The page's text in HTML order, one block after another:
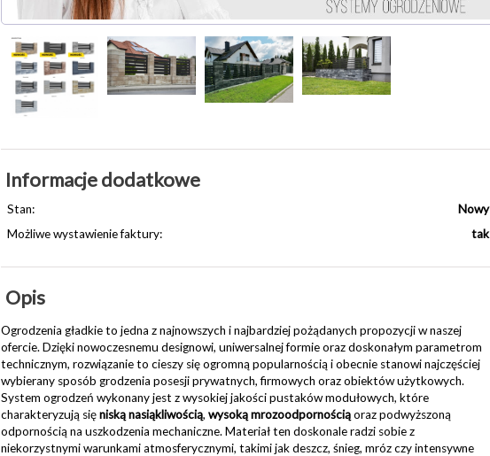
Informacje dodatkowe
Stan:
Nowy
Możliwe wystawienie faktury:
tak
Opis
Ogrodzenia gładkie to jedna z najnowszych i najbardziej pożądanych propozycji w naszej
ofercie. Dzięki nowoczesnemu designowi, uniwersalnej formie oraz doskonałym parametrom
technicznym, rozwiązanie to cieszy się ogromną popularnością i obecnie stanowi najczęściej
wybierany sposób grodzenia posesji prywatnych, firmowych oraz obiektów użytkowych.
System ogrodzeń wykonany jest z wysokiej jakości pustaków modułowych, które
charakteryzują sięniską nasiąkliwością, wysoką mrozoodpornościąoraz podwyższoną
odpornością na uszkodzenia mechaniczne. Materiał ten doskonale radzi sobie z
niekorzystnymi warunkami atmosferycznymi, takimi jak deszcz, śnieg, mróz czy intensywne